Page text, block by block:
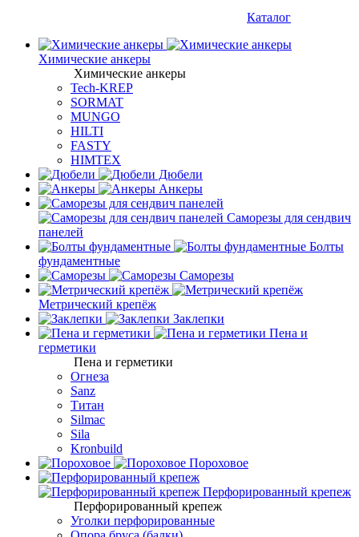
Каталог
Химические анкеры
Химические анкеры
Tech-KREP
SORMAT
MUNGO
HILTI
FASTY
HIMTEX
Дюбели
Анкеры
Саморезы для сендвич
панелей
Болты
фундаментные
Саморезы
Метрический крепёж
Заклепки
Пена и
герметики
Пена и герметики
Огнеза
Sanz
Титан
Silmac
Sila
Kronbuild
Пороховое
Перфорированный крепеж
Перфорированный крепеж
Уголки перфорированные